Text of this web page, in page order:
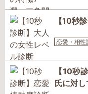
【10秒
恋愛・相性
【10秒
氏に対し